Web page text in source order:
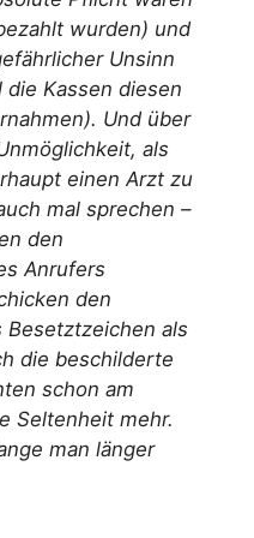
wurden) und
Unsinn
Kassen diesen
Und über
als
einen Arzt zu
mal sprechen –
den
Anrufers
den
als
die beschilderte
schon am
Seltenheit mehr.
man länger